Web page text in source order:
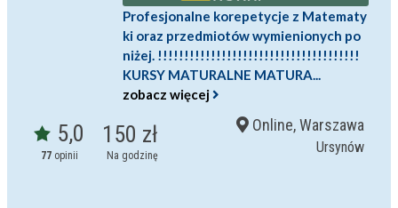
Profesjonalne korepetycje z Matematy
ki oraz przedmiotów wymienionych po
niżej. !!!!!!!!!!!!!!!!!!!!!!!!!!!!!!!!!!!!!!
KURSY MATURALNE MATURA...
zobacz więcej
5,0
77opinii
150 zł
Na godzinę
Online, Warszawa
Ursynów